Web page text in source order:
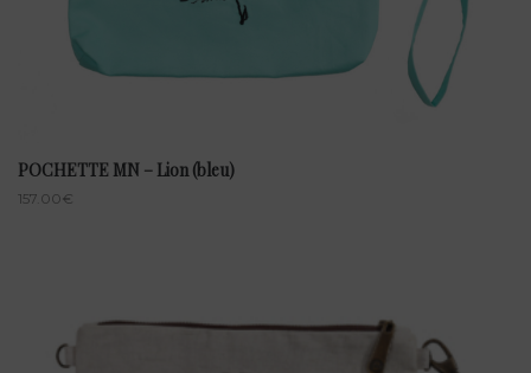
POCHETTE MN – Lion (bleu)
157.00€